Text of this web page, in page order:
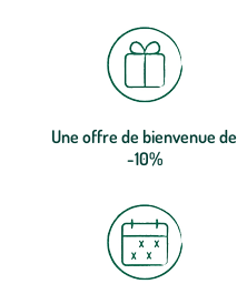
Une offre de bienvenue de
-10%